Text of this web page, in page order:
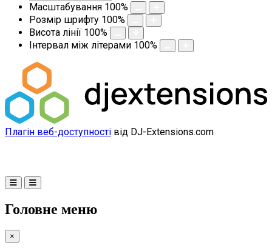
Масштабування 100%
Розмір шрифту 100%
Висота лінії 100%
Інтервал між літерами 100%
Плагін веб-доступності від DJ-Extensions.com
Головне меню
×